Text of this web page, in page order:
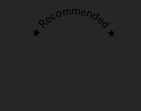
★ Recommended ★